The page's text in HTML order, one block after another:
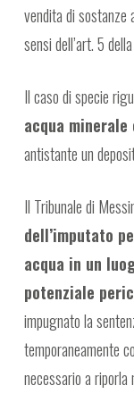
vendita di sostanze
sensi dell’art. 5
Il caso di specie
acqua
antistante un
Il Tribunale di
dell’imputato
acqua in un
potenziale
impugnato la
temporaneamente
necessario a riporla